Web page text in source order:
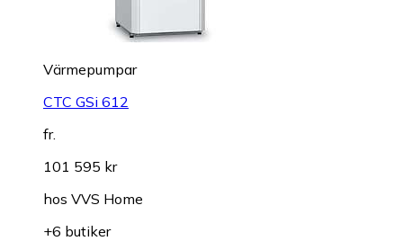
Värmepumpar
CTC GSi 612
fr.
101 595 kr
hos VVS Home
+6 butiker